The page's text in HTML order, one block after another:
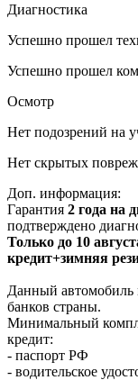
Диагностика
Успешно прошел
Успешно прошел
Осмотр
Нет подозрений на
Нет скрытых
Доп. информация:
Гарантия 2 года на
подтверждено
Только до 10
кредит+зимняя
Данный автомобиль
банков страны.
Минимальный
кредит:
- паспорт РФ
- водительское